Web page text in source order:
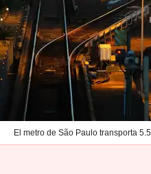
El metro de São Paulo transporta